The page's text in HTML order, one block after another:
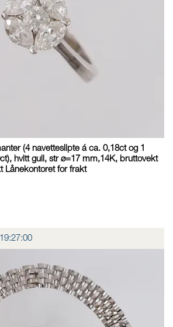
(4 navetteslipte á ca. 0,18ct og 1
hvitt gull, str ø=17 mm,14K, bruttovekt
Lånekontoret for frakt